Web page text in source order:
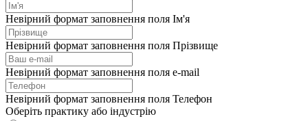
Невірний формат заповнення поля Ім'я
Невірний формат заповнення поля Прізвище
Невірний формат заповнення поля e-mail
Невірний формат заповнення поля Телефон
Оберіть практику або індустрію